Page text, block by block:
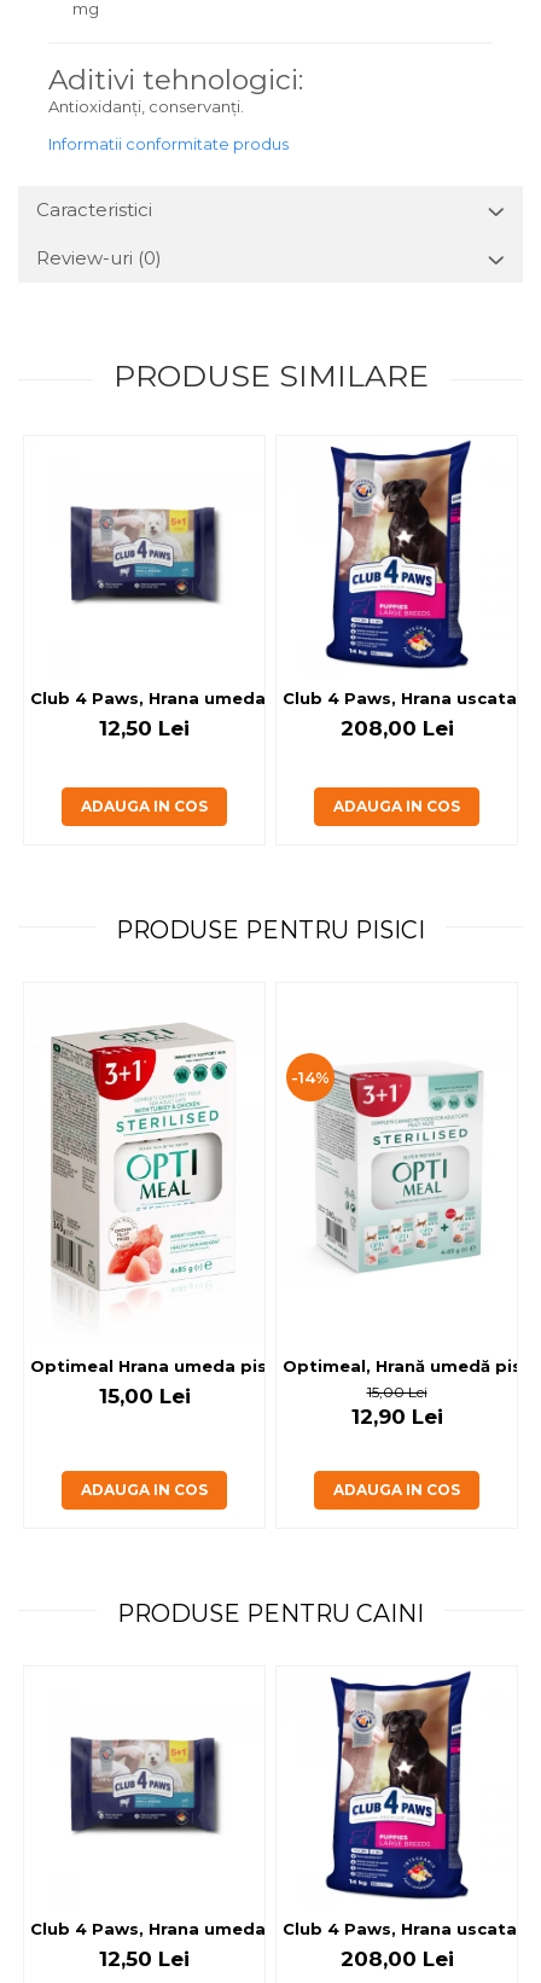
mg
Aditivi tehnologici:
Antioxidanți, conservanți.
Informatii conformitate produs
Caracteristici
Review-uri (0)
PRODUSE SIMILARE
Club 4 Paws, Hrana umeda caini - cu miel, set 5+1, 6x80 g
12,50 Lei
ADAUGA IN COS
Club 4 Paws, Hrana uscata
208,00 Lei
ADAUGA IN COS
PRODUSE PENTRU PISICI
Optimeal Hrana umeda pisici
15,00 Lei
ADAUGA IN COS
-14%
Optimeal, Hrană umedă
15,00 Lei
12,90 Lei
ADAUGA IN COS
PRODUSE PENTRU CAINI
Club 4 Paws, Hrana umeda caini - cu miel, set 5+1, 6x80 g
12,50 Lei
Club 4 Paws, Hrana uscata
208,00 Lei